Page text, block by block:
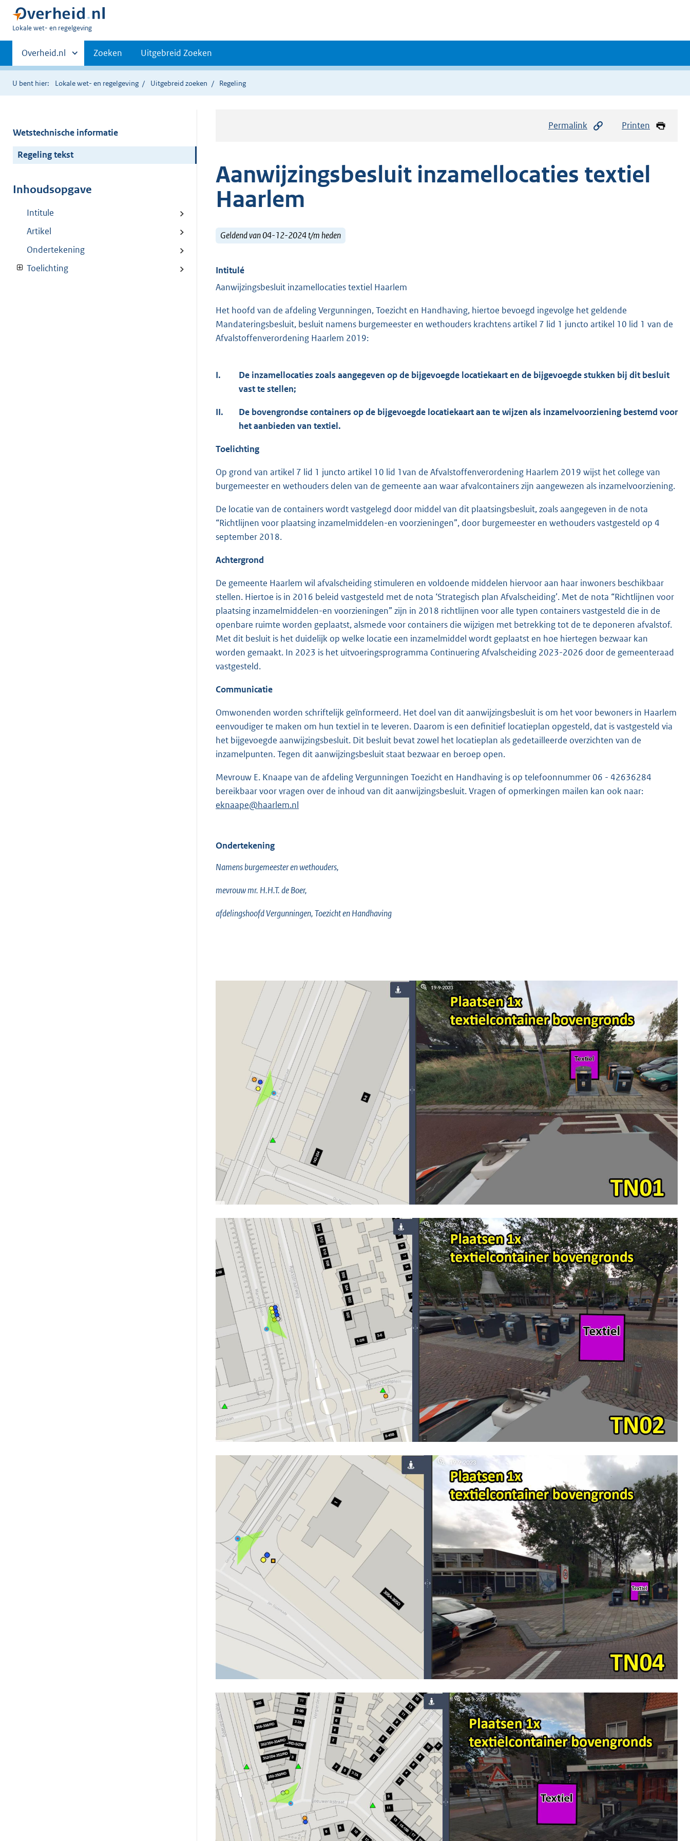
U
hier:
Lokale wet- en regelgeving
Primaire
navigatie
Andere
sites
binnen
Overheid.nl Zoeken Uitgebreid Zoeken
U bent hier: Lokale wet- en regelgeving Uitgebreid zoeken Regeling
Wetstechnische informatie
Regeling tekst
Inhoudsopgave
Intitule
Artikel
Ondertekening
Toelichting
Permalink Printen
Aanwijzingsbesluit inzamellocaties textiel
Haarlem
Geldend van 04-12-2024 t/m heden
Intitulé
Aanwijzingsbesluit inzamellocaties textiel Haarlem
Het hoofd van de afdeling Vergunningen, Toezicht en Handhaving, hiertoe bevoegd ingevolge het geldende
Mandateringsbesluit, besluit namens burgemeester en wethouders krachtens artikel 7 lid 1 juncto artikel 10 lid 1 van de
Afvalstoffenverordening Haarlem 2019:
I.
De inzamellocaties zoals aangegeven op de bijgevoegde locatiekaart en de bijgevoegde stukken bij dit besluit
vast te stellen;
II.
De bovengrondse containers op de bijgevoegde locatiekaart aan te wijzen als inzamelvoorziening bestemd voor
het aanbieden van textiel.
Toelichting
Op grond van artikel 7 lid 1 juncto artikel 10 lid 1van de Afvalstoffenverordening Haarlem 2019 wijst het college van
burgemeester en wethouders delen van de gemeente aan waar afvalcontainers zijn aangewezen als inzamelvoorziening.
De locatie van de containers wordt vastgelegd door middel van dit plaatsingsbesluit, zoals aangegeven in de nota
“Richtlijnen voor plaatsing inzamelmiddelen-en voorzieningen”, door burgemeester en wethouders vastgesteld op 4
september 2018.
Achtergrond
De gemeente Haarlem wil afvalscheiding stimuleren en voldoende middelen hiervoor aan haar inwoners beschikbaar
stellen. Hiertoe is in 2016 beleid vastgesteld met de nota ‘Strategisch plan Afvalscheiding’. Met de nota “Richtlijnen voor
plaatsing inzamelmiddelen-en voorzieningen” zijn in 2018 richtlijnen voor alle typen containers vastgesteld die in de
openbare ruimte worden geplaatst, alsmede voor containers die wijzigen met betrekking tot de te deponeren afvalstof.
Met dit besluit is het duidelijk op welke locatie een inzamelmiddel wordt geplaatst en hoe hiertegen bezwaar kan
worden gemaakt. In 2023 is het uitvoeringsprogramma Continuering Afvalscheiding 2023-2026 door de gemeenteraad
vastgesteld.
Communicatie
Omwonenden worden schriftelijk geïnformeerd. Het doel van dit aanwijzingsbesluit is om het voor bewoners in Haarlem
eenvoudiger te maken om hun textiel in te leveren. Daarom is een definitief locatieplan opgesteld, dat is vastgesteld via
het bijgevoegde aanwijzingsbesluit. Dit besluit bevat zowel het locatieplan als gedetailleerde overzichten van de
inzamelpunten. Tegen dit aanwijzingsbesluit staat bezwaar en beroep open.
Mevrouw E. Knaape van de afdeling Vergunningen Toezicht en Handhaving is op telefoonnummer 06 - 42636284
bereikbaar voor vragen over de inhoud van dit aanwijzingsbesluit. Vragen of opmerkingen mailen kan ook naar:
eknaape@haarlem.nl
Ondertekening
Namens burgemeester en wethouders,
mevrouw mr. H.H.T. de Boer,
afdelingshoofd Vergunningen, Toezicht en Handhaving